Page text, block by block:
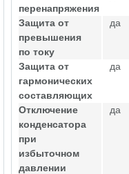
перенапряжения
Защита от
превышения
по току
да
Защита от
гармонических
составляющих
да
Отключение
конденсатора
при
избыточном
давлении
да